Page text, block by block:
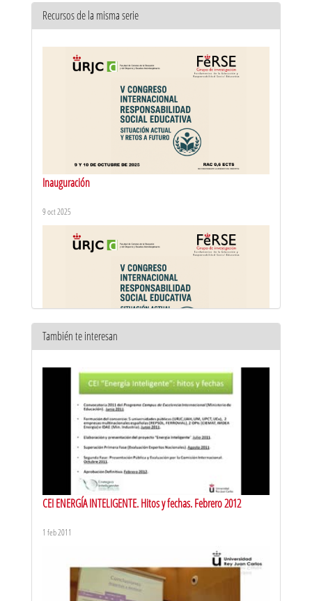
Recursos de la misma serie
Inauguración
9 oct 2025
social en el siglo XXI
Bloque I: Fundamentos y Perspectivas de la RSEdu
9 oct 2025
También te interesan
CEI ENERGÍA INTELIGENTE. Hitos y fechas. Febrero 2012
1 feb 2011